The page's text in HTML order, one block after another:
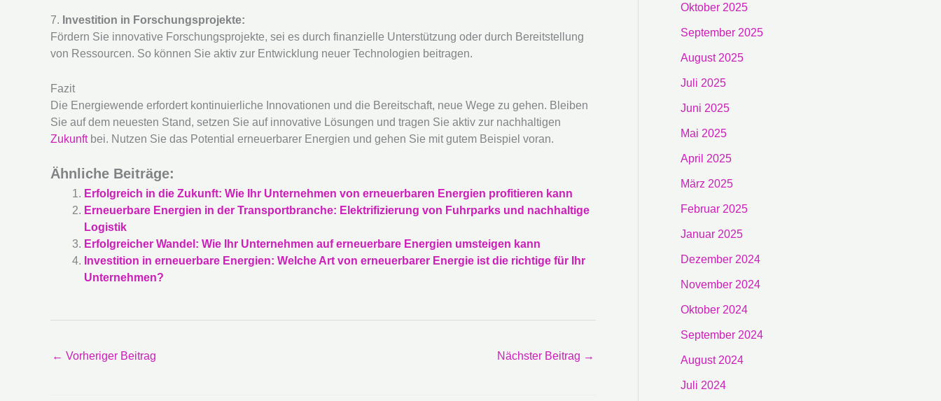
7. Investition in Forschungsprojekte:
Fördern Sie innovative Forschungsprojekte, sei es durch finanzielle Unterstützung oder durch Bereitstellung
von Ressourcen. So können Sie aktiv zur Entwicklung neuer Technologien beitragen.
Fazit
Die Energiewende erfordert kontinuierliche Innovationen und die Bereitschaft, neue Wege zu gehen. Bleiben
Sie auf dem neuesten Stand, setzen Sie auf innovative Lösungen und tragen Sie aktiv zur nachhaltigen
Zukunftbei. Nutzen Sie das Potential erneuerbarer Energien und gehen Sie mit gutem Beispiel voran.
Ähnliche Beiträge:
Erfolgreich in die Zukunft: Wie Ihr Unternehmen von erneuerbaren Energien profitieren kann
Erneuerbare Energien in der Transportbranche: Elektrifizierung von Fuhrparks und nachhaltige
Logistik
Erfolgreicher Wandel: Wie Ihr Unternehmen auf erneuerbare Energien umsteigen kann
Investition in erneuerbare Energien: Welche Art von erneuerbarer Energie ist die richtige für Ihr
Unternehmen?
← Vorheriger Beitrag Nächster Beitrag →
Oktober 2025
September 2025
August 2025
Juli 2025
Juni 2025
Mai 2025
April 2025
März 2025
Februar 2025
Januar 2025
Dezember 2024
November 2024
Oktober 2024
September 2024
August 2024
Juli 2024